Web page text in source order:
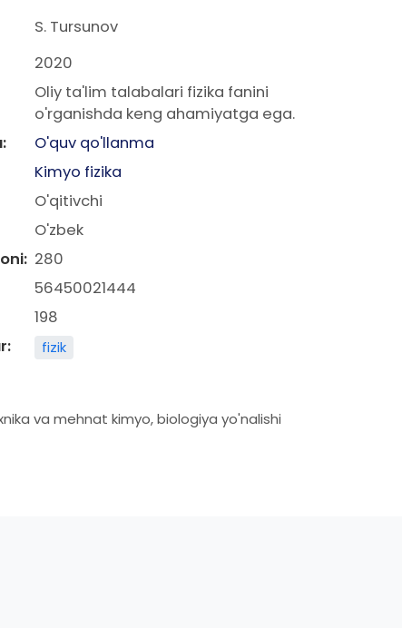
S. Tursunov
2020
Oliy ta'lim talabalari fizika fanini
o'rganishda keng ahamiyatga ega.
O'quv qo'llanma
Kimyo fizika
O'qitivchi
O'zbek
280
56450021444
198
fizik
va mehnat kimyo, biologiya yo'nalishi